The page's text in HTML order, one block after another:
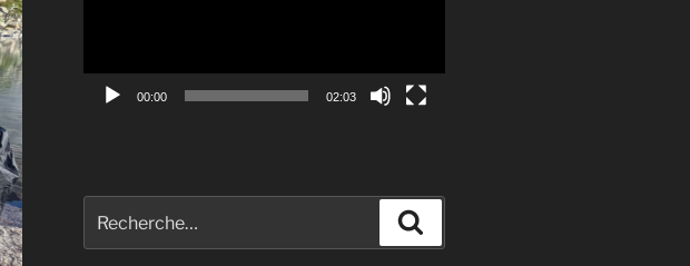
00:00 02:03
pour
: